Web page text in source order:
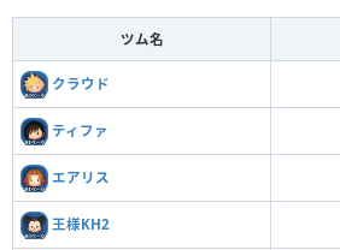
ツム名
クラウド
ティファ
エアリス
王様KH2